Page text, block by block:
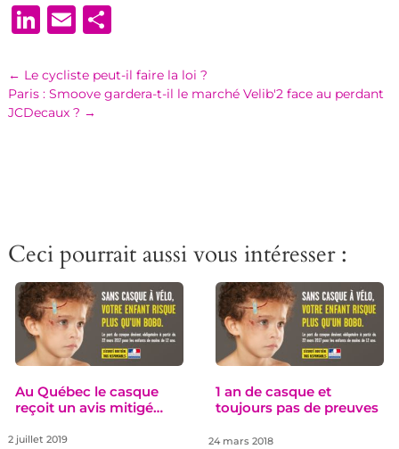
LinkedIn
EmailPartager
← Le cycliste peut-il faire la loi ?
Paris : Smoove gardera-t-il le marché Velib'2 face au perdant
JCDecaux ? →
Ceci pourrait aussi vous intéresser :
Au Québec le casque
reçoit un avis mitigé…
2 juillet 2019
1 an de casque et
toujours pas de preuves
24 mars 2018